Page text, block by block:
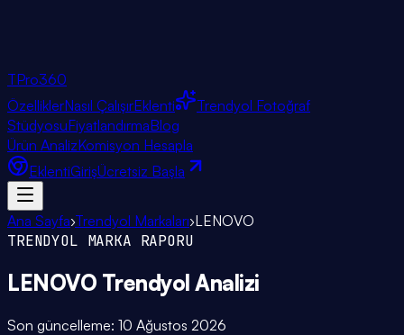
TPro360
ÖzelliklerNasıl ÇalışırEklenti
Trendyol Fotoğraf
StüdyosuFiyatlandırmaBlog
Ürün AnalizKomisyon Hesapla
EklentiGirişÜcretsiz Başla
Ana Sayfa›Trendyol Markaları›LENOVO
TRENDYOL MARKA RAPORU
LENOVO Trendyol Analizi
Son güncelleme: 10 Ağustos 2026